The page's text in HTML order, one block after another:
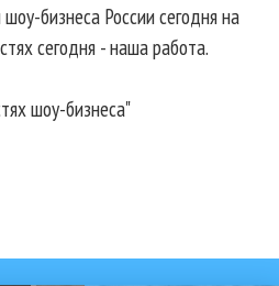
бизнеса России сегодня на
сегодня - наша работа.
шоу-бизнеса"